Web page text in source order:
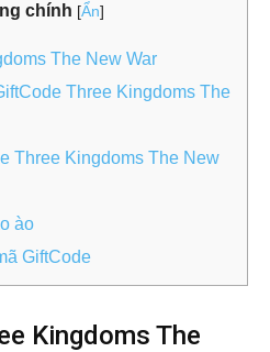
chính [Ẩn]
The New War
Three Kingdoms The
Three Kingdoms The New
ào
GiftCode
Kingdoms The